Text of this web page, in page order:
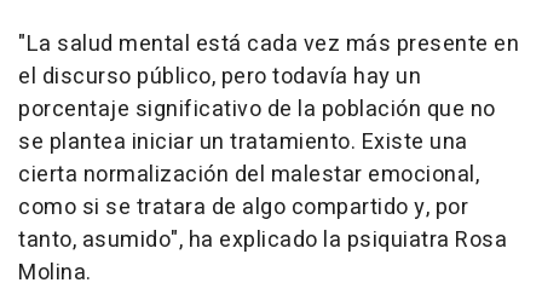
"La salud mental está cada vez más presente en
el discurso público, pero todavía hay un
porcentaje significativo de la población que no
se plantea iniciar un tratamiento. Existe una
cierta normalización del malestar emocional,
como si se tratara de algo compartido y, por
tanto, asumido", ha explicado la psiquiatra Rosa
Molina.